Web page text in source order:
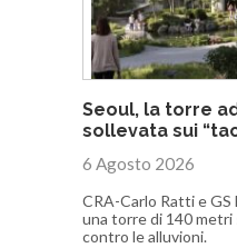
Seoul, la torre
sollevata sui
6 Agosto 2026
CRA-Carlo Ratti e
una torre di 140
contro le alluvioni.